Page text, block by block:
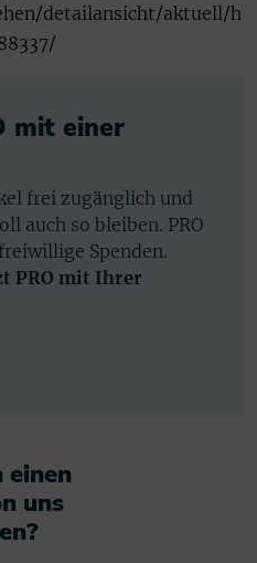
detailansicht/aktuell/h
mit einer
frei zugänglich und
auch so bleiben. PRO
Spenden.
PRO mit Ihrer
einen
uns